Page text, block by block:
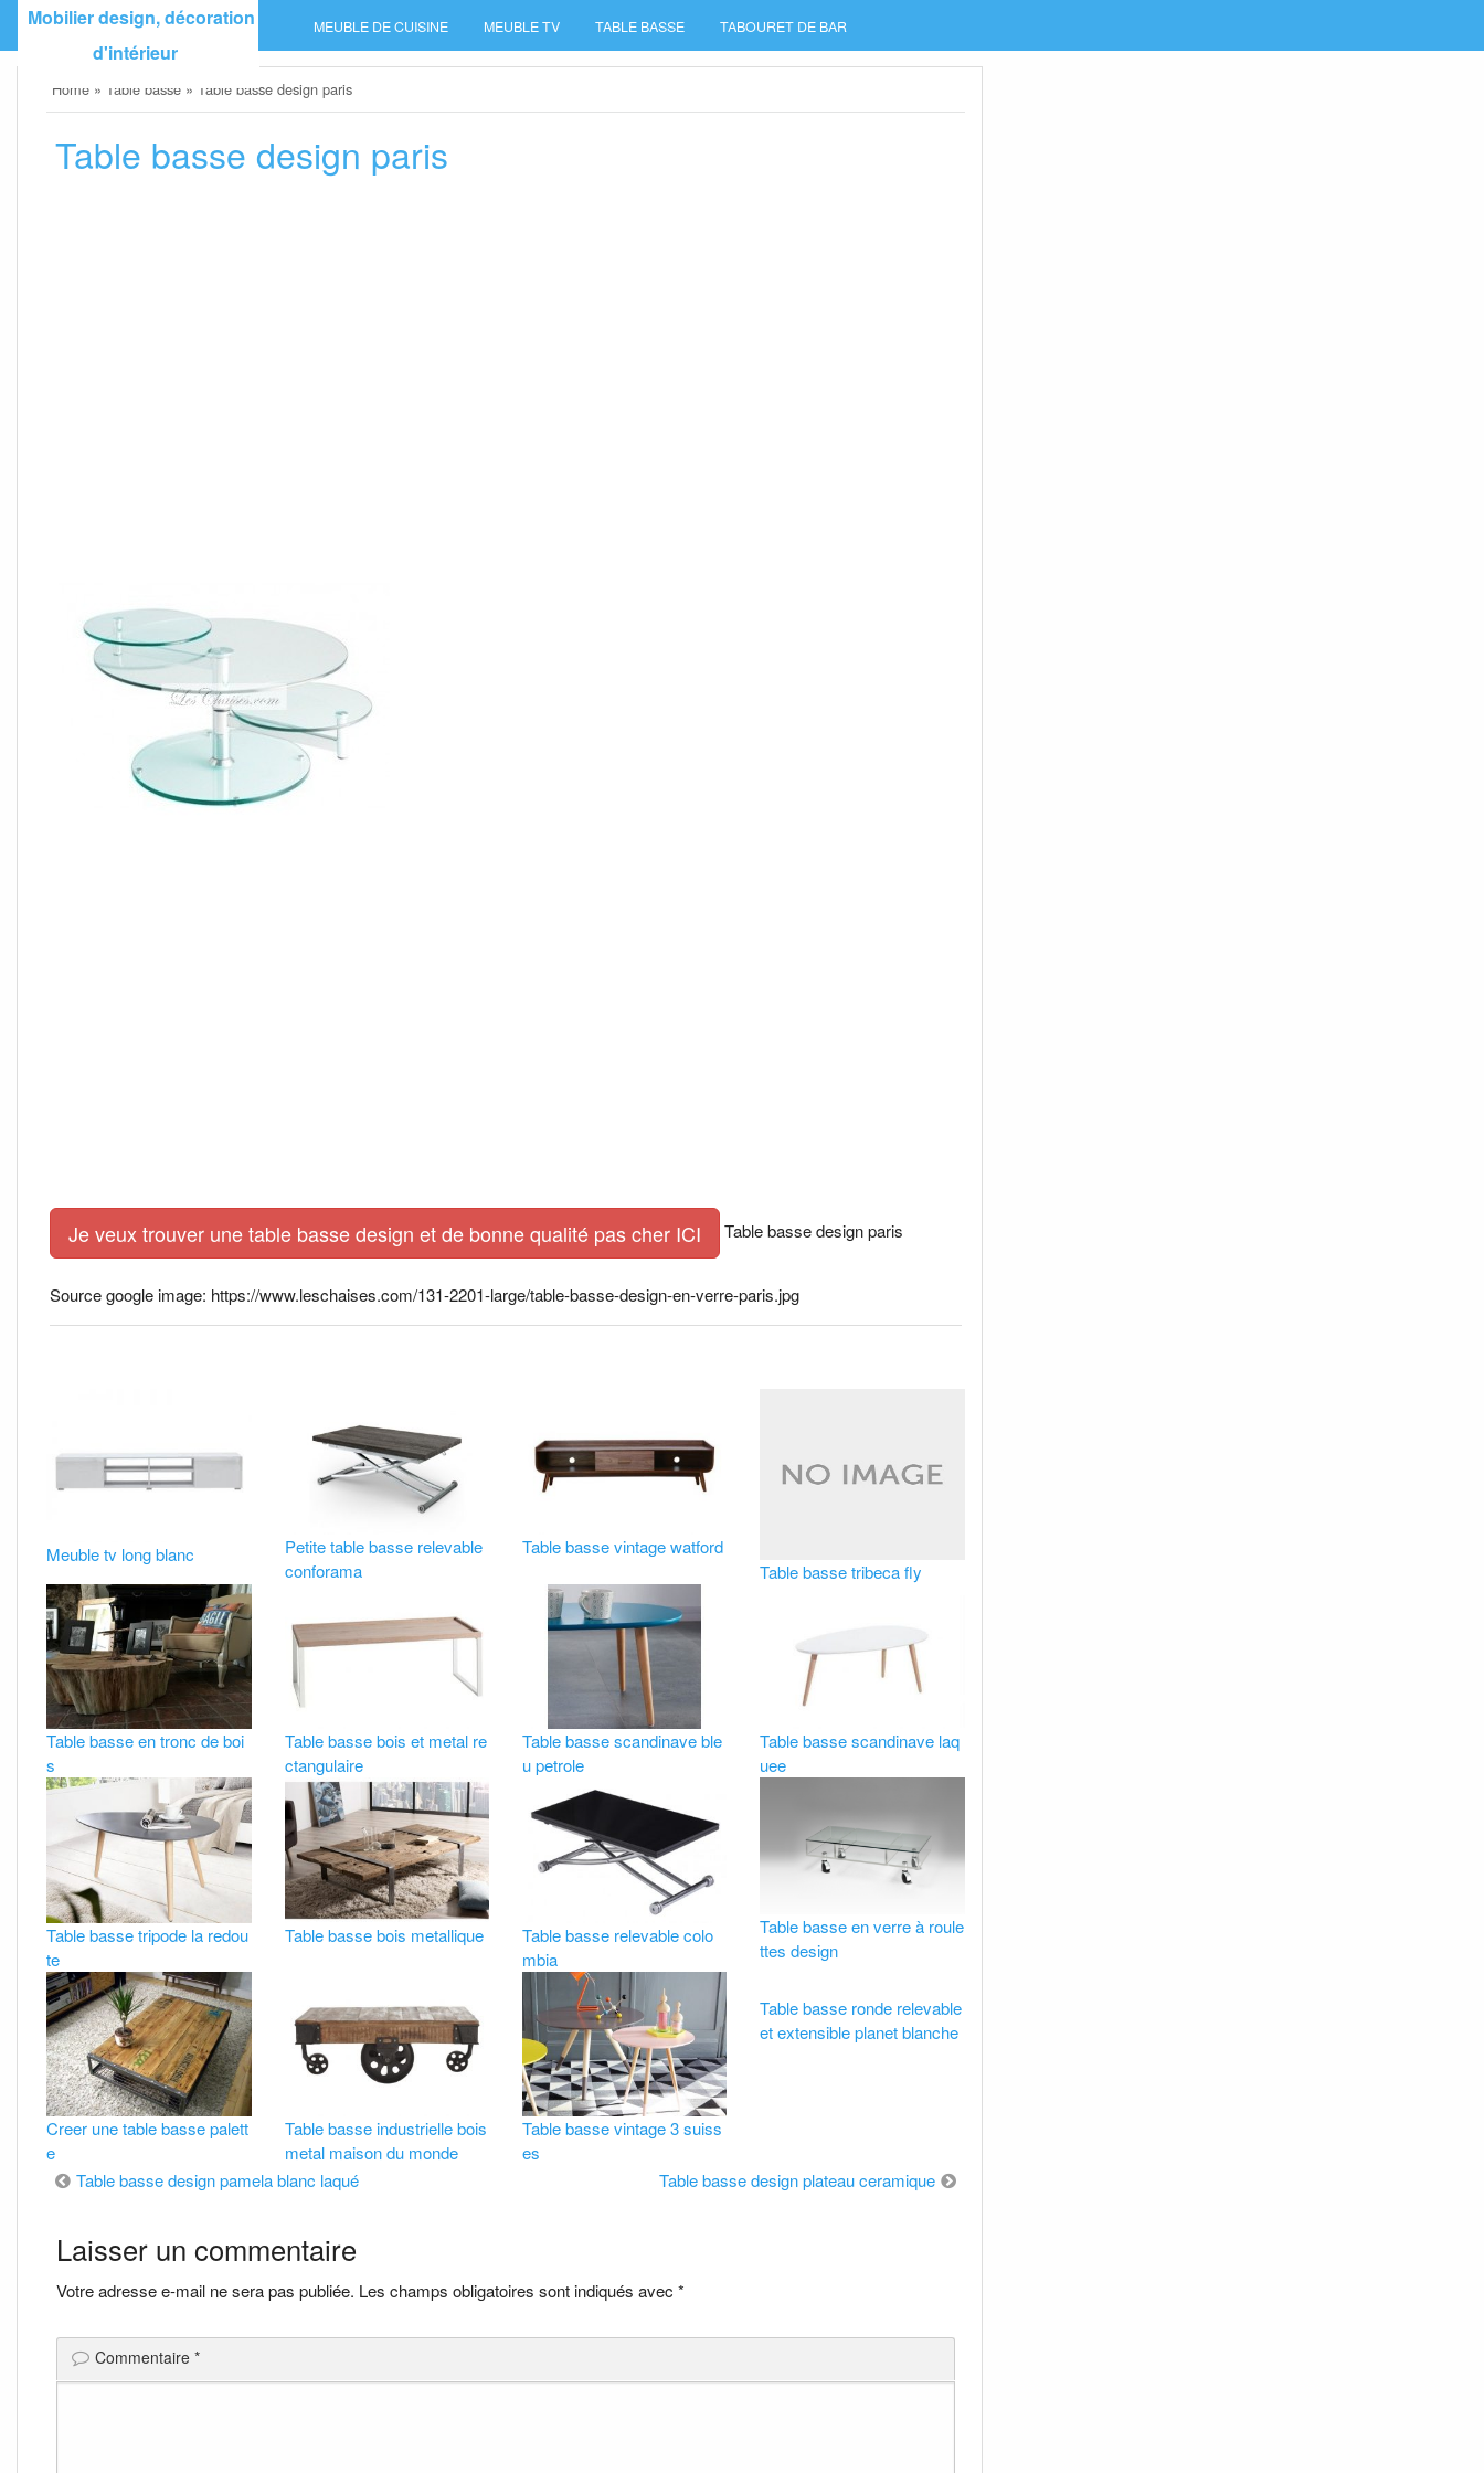
SkipMobilier design, décoration
d'intérieur
MEUBLE DE CUISINE MEUBLE TV TABLE BASSE TABOURET DE BAR
Home » Table basse » Table basse design paris
Table basse design paris
Je veux trouver une table basse design et de bonne qualité pas cher ICI Table basse design paris
Source google image: https://www.leschaises.com/131-2201-large/table-basse-design-en-verre-paris.jpg
Meuble tv long blanc
Petite table basse relevable
conforama
Table basse vintage watford
Table basse tribeca fly
Table basse en tronc de boi
s
Table basse bois et metal re
ctangulaire
Table basse scandinave ble
u petrole
Table basse scandinave laq
uee
Table basse tripode la redou
te
Table basse bois metallique
Table basse relevable colo
mbia
Table basse en verre à roule
ttes design
Creer une table basse palett
e
Table basse industrielle bois
metal maison du monde
Table basse vintage 3 suiss
es
Table basse ronde relevable
et extensible planet blanche
Navigation
de
l’article
Table basse design pamela blanc laqué Table basse design plateau ceramique
Laisser un commentaire
Votre adresse e-mail ne sera pas publiée. Les champs obligatoires sont indiqués avec *
Commentaire *